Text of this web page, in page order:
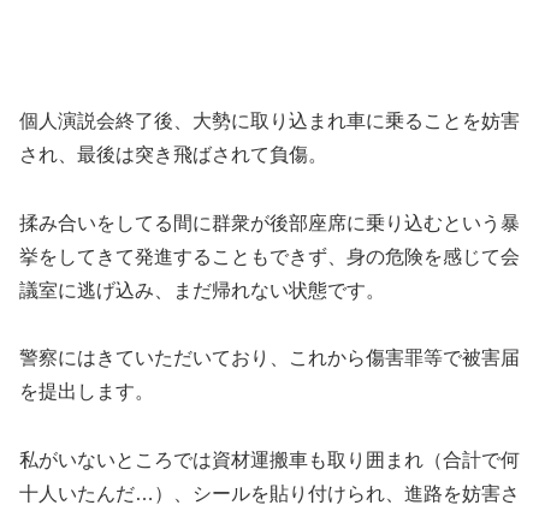
個人演説会終了後、大勢に取り込まれ車に乗ることを妨害
され、最後は突き飛ばされて負傷。
揉み合いをしてる間に群衆が後部座席に乗り込むという暴
挙をしてきて発進することもできず、身の危険を感じて会
議室に逃げ込み、まだ帰れない状態です。
警察にはきていただいており、これから傷害罪等で被害届
を提出します。
私がいないところでは資材運搬車も取り囲まれ（合計で何
十人いたんだ…）、シールを貼り付けられ、進路を妨害さ